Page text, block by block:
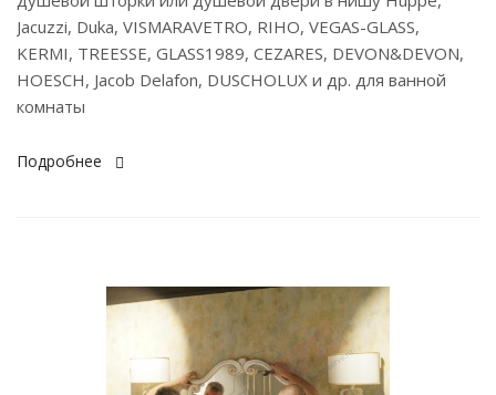
Jacuzzi, Duka, VISMARAVETRO, RIHO, VEGAS-GLASS,
KERMI, TREESSE, GLASS1989, CEZARES, DEVON&DEVON,
HOESCH, Jacob Delafon, DUSCHOLUX и др. для ванной
комнаты
Подробнее